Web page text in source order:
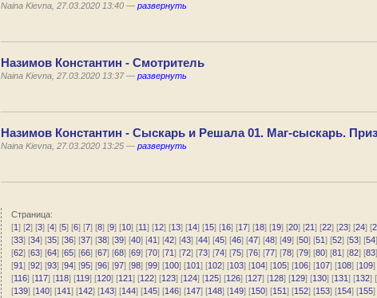
Naina Kievna, 27.03.2020 13:40 — развернуть
Назимов Константин - Смотритель
Naina Kievna, 27.03.2020 13:37 — развернуть
Назимов Константин - Сыскарь и Решала 01. Маг-сыскарь.
Naina Kievna, 27.03.2020 13:25 — развернуть
Страница:
[1] [2] [3] [4] [5] [6] [7] [8] [9] [10] [11] [12] [13] [14] [15] [16] [17] [18] [19] [20] [21] [22] [23] [24] [
[33] [34] [35] [36] [37] [38] [39] [40] [41] [42] [43] [44] [45] [46] [47] [48] [49] [50] [51] [52] [53] [54
[62] [63] [64] [65] [66] [67] [68] [69] [70] [71] [72] [73] [74] [75] [76] [77] [78] [79] [80] [81] [82] [83
[91] [92] [93] [94] [95] [96] [97] [98] [99] [100] [101] [102] [103] [104] [105] [106] [107] [108] [109]
[116] [117] [118] [119] [120] [121] [122] [123] [124] [125] [126] [127] [128] [129] [130] [131] [132] [
[139] [140] [141] [142] [143] [144] [145] [146] [147] [148] [149] [150] [151] [152] [153] [154] [155]